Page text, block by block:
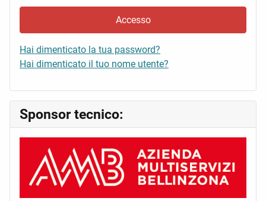
Accesso
Hai dimenticato la tua password?
Hai dimenticato il tuo nome utente?
Sponsor tecnico: